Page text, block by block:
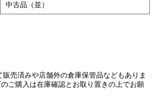
中古品（並）
売済みや店舗外の倉庫保管品などもありま
ご購入は在庫確認とお取り置きの上でお願